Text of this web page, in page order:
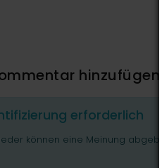
hinzufügen
erforderlich
können eine Meinung